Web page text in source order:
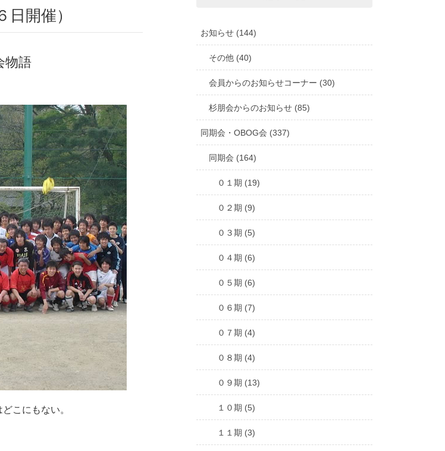
日開催）
物語
こにもない。
お知らせ (144)
その他 (40)
会員からのお知らせコーナー (30)
杉朋会からのお知らせ (85)
同期会・OBOG会 (337)
同期会 (164)
０１期 (19)
０２期 (9)
０３期 (5)
０４期 (6)
０５期 (6)
０６期 (7)
０７期 (4)
０８期 (4)
０９期 (13)
１０期 (5)
１１期 (3)